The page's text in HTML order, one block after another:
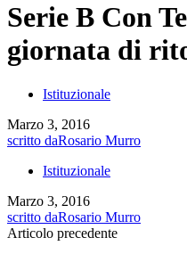
Serie B Con
giornata di
Istituzionale
Marzo 3, 2016
scritto daRosario Murro
Istituzionale
Marzo 3, 2016
scritto daRosario Murro
Articolo precedente